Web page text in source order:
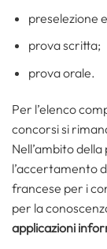
preselezione
prova scritta;
prova orale.
Per l’elenco
concorsi si
Nell’ambito
l’accertamento
francese per i
per la
applicazioni